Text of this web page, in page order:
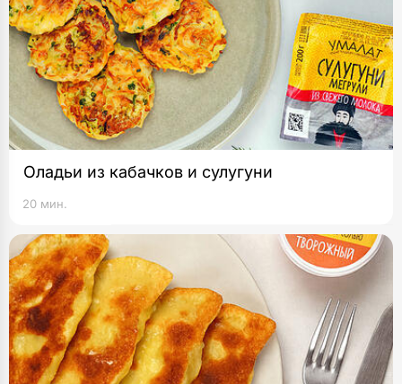
Оладьи из кабачков и сулугуни
20 мин.